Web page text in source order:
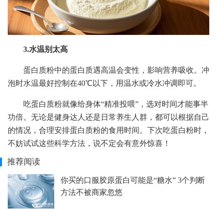
3.水温别太高
蛋白质粉中的蛋白质遇高温会变性，影响营养吸收。冲
泡时水温最好控制在40℃以下，用温水或冷水冲调即可。
吃蛋白质粉就像给身体“精准投喂”，选对时间才能事半
功倍。无论是健身达人还是日常养生人群，都可以根据自己
的情况，合理安排蛋白质粉的食用时间。下次吃蛋白粉时，
不妨试试这些科学方法，说不定会有意外惊喜！
推荐阅读
你买的口服胶原蛋白可能是“糖水” 3个判断
方法不被商家忽悠